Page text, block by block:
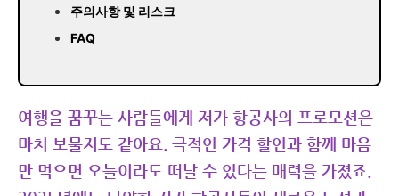
주의사항 및 리스크
FAQ
여행을 꿈꾸는 사람들에게 저가 항공사의 프로모션은
마치 보물지도 같아요. 극적인 가격 할인과 함께 마음
만 먹으면 오늘이라도 떠날 수 있다는 매력을 가졌죠.